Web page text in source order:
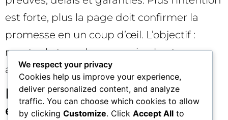
est forte, plus la page doit confirmer la
promesse en un coup d’œil. L’objectif :
monter le taux de conversion brut pour «
absorber » un CPC élevé.
Étape 4 — Orchestrer les
enchères
We respect your privacy
Cookies help us improve your experience,
deliver personalized content, and analyze
traffic. You can choose which cookies to allow
by clicking Customize. Click Accept All to